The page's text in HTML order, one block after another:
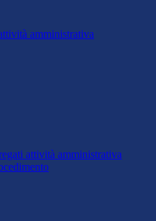
amministrativa
attività amministrativa